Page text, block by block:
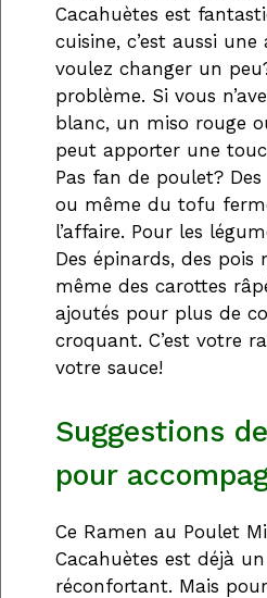
Cacahuètes est
cuisine, c’est aussi une
voulez changer un
problème. Si vous
blanc, un miso rouge
peut apporter une
Pas fan de poulet?
ou même du tofu
l’affaire. Pour les
Des épinards, des
même des carottes
ajoutés pour plus de
croquant. C’est votre
votre sauce!
Suggestions
pour
Ce Ramen au Poulet
Cacahuètes est déjà
réconfortant. Mais